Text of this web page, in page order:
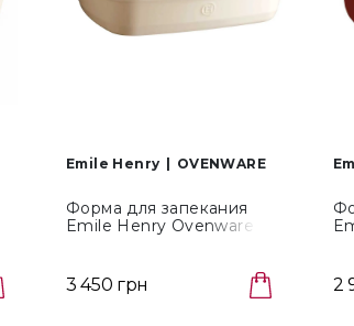
Emile Henry OVENWARE
Форма для запекания
Emile Henry Ovenware
3 450 грн 2